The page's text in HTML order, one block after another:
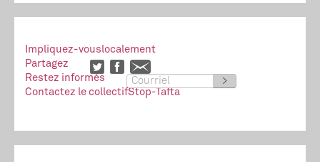
Impliquez-vouslocalement
Partagez
Restez informés
>
Contactez le collectifStop-Tafta